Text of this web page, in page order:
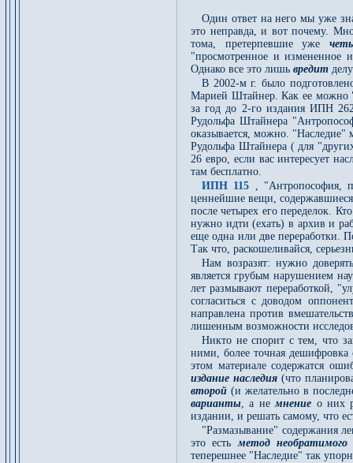
Один ответ на него мы уже
это неправда, и вот почему.
тома, претерпевшие уже
"просмотренное и измененное
Однако все это лишь вредит
В 2002-м г. было
Марией Штайнер. Как ее можно
за год до 2-го издания ИПН
Рудольфа Штайнера
оказывается, можно. "Наследие"
Рудольфа Штайнера ( для
26 евро, если вас интересует
там бесплатно.
ИПН 115 , "Антропософия,
ценнейшие вещи,
после четырех его переделок.
нужно идти (ехать) в архив и
еще одна или две переработки.
Так что, раскошеливайся,
Нам возразят: нужно
является грубым нарушением
лет размывают переработкой,
согласиться с доводом
направлена против
лишенным возможности
Никто не спорит с тем, что
ними, более точная дешифровка
этом материале содержатся
издание наследия(что
второй (и желательно в
варианты, а немнение о них
издании, и решать самому, что
"Размазывание" содержания
это естьметод
теперешнее "Наследие" так